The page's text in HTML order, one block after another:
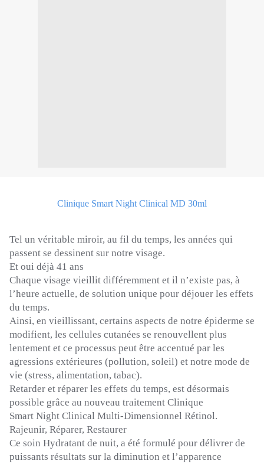
Clinique Smart Night Clinical MD 30ml
Tel un véritable miroir, au fil du temps, les années qui
passent se dessinent sur notre visage.
Et oui déjà 41 ans
Chaque visage vieillit différemment et il n’existe pas, à
l’heure actuelle, de solution unique pour déjouer les effets
du temps.
Ainsi, en vieillissant, certains aspects de notre épiderme se
modifient, les cellules cutanées se renouvellent plus
lentement et ce processus peut être accentué par les
agressions extérieures (pollution, soleil) et notre mode de
vie (stress, alimentation, tabac).
Retarder et réparer les effets du temps, est désormais
possible grâce au nouveau traitement Clinique
Smart Night Clinical Multi-Dimensionnel Rétinol.
Rajeunir, Réparer, Restaurer
Ce soin Hydratant de nuit, a été formulé pour délivrer de
puissants résultats sur la diminution et l’apparence